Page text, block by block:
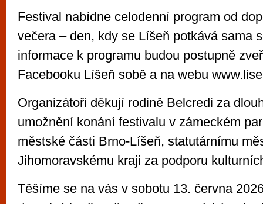
Festival nabídne celodenní program od
večera – den, kdy se Líšeň potkává sama
informace k programu budou postupně
Facebooku Líšeň sobě a na webu
Organizátoři děkují rodině Belcredi za
umožnění konání festivalu v zámeckém
městské části Brno-Líšeň, statutárnímu
Jihomoravskému kraji za podporu
Těšíme se na vás v sobotu 13. června